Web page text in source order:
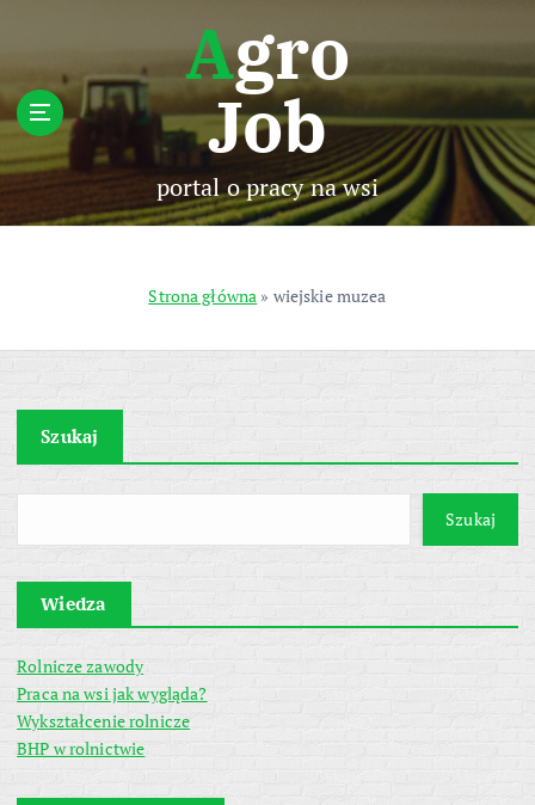
p
t
c
n
Agro
Job
portal o pracy na wsi
Strona główna » wiejskie muzea
Szukaj
Szukaj
Wiedza
Rolnicze zawody
Praca na wsi jak wygląda?
Wykształcenie rolnicze
BHP w rolnictwie